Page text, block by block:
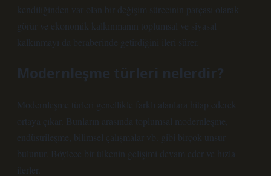
kendiliğinden var olan bir değişim sürecinin parçası olarak
görür ve ekonomik kalkınmanın toplumsal ve siyasal
kalkınmayı da beraberinde getirdiğini ileri sürer.
Modernleşme türleri nelerdir?
Modernleşme türleri genellikle farklı alanlara hitap ederek
ortaya çıkar. Bunların arasında toplumsal modernleşme,
endüstrileşme, bilimsel çalışmalar vb. gibi birçok unsur
bulunur. Böylece bir ülkenin gelişimi devam eder ve hızla
ilerler.